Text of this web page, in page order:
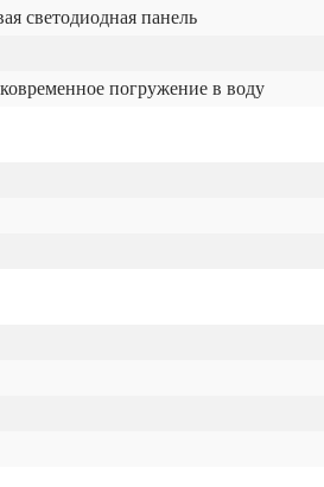
светодиодная панель
погружение в воду